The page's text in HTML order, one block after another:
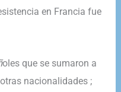
en Francia fue
oles que se sumaron a
nacionalidades ;